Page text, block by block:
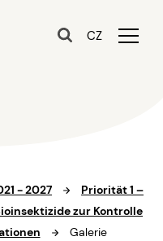
CZ
- 2027
Priorität 1 –
zur Kontrolle
Galerie